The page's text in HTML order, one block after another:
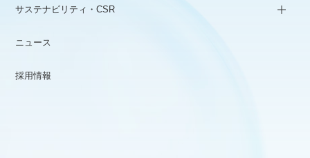
サステナビリティ・CSR
ニュース
採用情報